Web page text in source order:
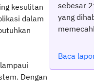
kesulitan
dalam
Dengan
sebesar
yang
Baca